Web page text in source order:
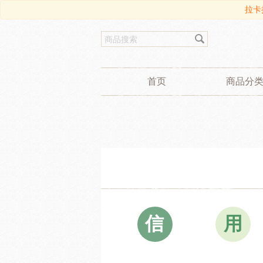
拉卡
首页 商品分类
信 用